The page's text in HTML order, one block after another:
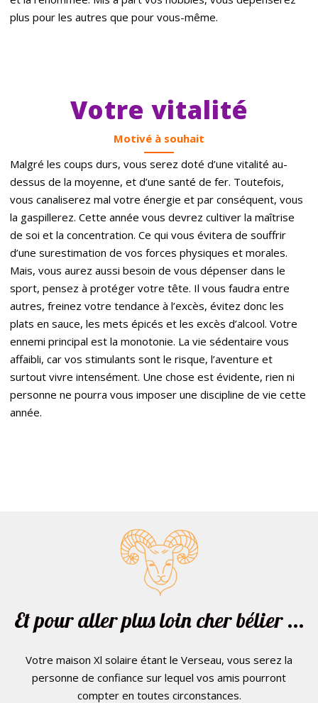
plus pour les autres que pour vous-même.
Votre vitalité
Motivé à souhait
Malgré les coups durs, vous serez doté d’une vitalité au-
dessus de la moyenne, et d’une santé de fer. Toutefois,
vous canaliserez mal votre énergie et par conséquent, vous
la gaspillerez. Cette année vous devrez cultiver la maîtrise
de soi et la concentration. Ce qui vous évitera de souffrir
d’une surestimation de vos forces physiques et morales.
Mais, vous aurez aussi besoin de vous dépenser dans le
sport, pensez à protéger votre tête. Il vous faudra entre
autres, freinez votre tendance à l’excès, évitez donc les
plats en sauce, les mets épicés et les excès d’alcool. Votre
ennemi principal est la monotonie. La vie sédentaire vous
affaibli, car vos stimulants sont le risque, l’aventure et
surtout vivre intensément. Une chose est évidente, rien ni
personne ne pourra vous imposer une discipline de vie cette
année.
Et pour aller plus loin cher bélier ...
Votre maison Xl solaire étant le Verseau, vous serez la
personne de confiance sur lequel vos amis pourront
compter en toutes circonstances.